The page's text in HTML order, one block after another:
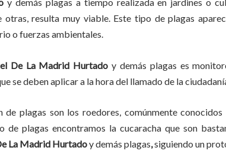
otras, resulta muy viable. Este tipo de plagas
o fuerzas ambientales.
De La Madrid Hurtado y demás plagas es
se deben aplicar a la hora del llamado de la
plagas son los roedores, comúnmente
plagas encontramos la cucaracha que son
La Madrid Hurtadoy demás plagas,siguiendo un